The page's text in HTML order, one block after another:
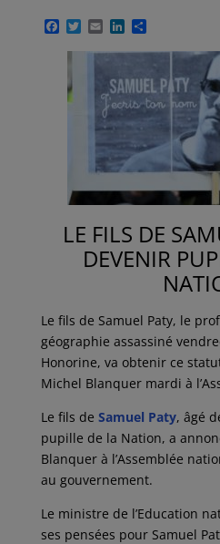
F
b
o
T E
a
L
n
e
d
I
n
P
r
a
g
e
LE FILS DE
DEVENIR
Le fils de Samuel Paty, le
géographie assassiné
Honorine, va obtenir ce
Michel Blanquer mardi à
Le fils de Samuel Paty, âgé
pupille de la Nation, a
Blanquer à l’Assemblée
au gouvernement.
Le ministre de l’Education
ses pensées pour Samuel